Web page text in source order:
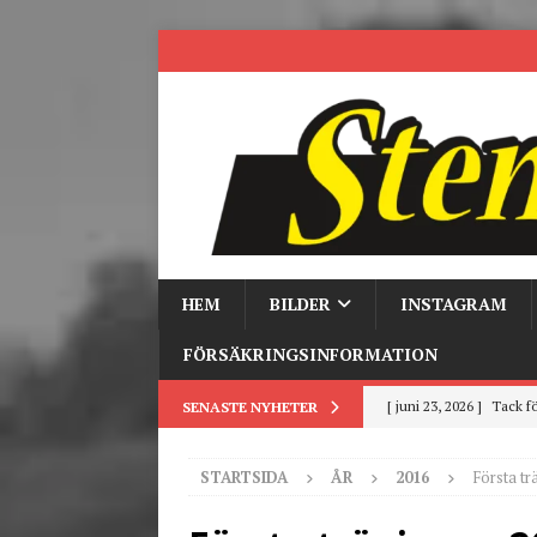
HEM BILDER INSTAGRAM
FÖRSÄKRINGSINFORMATION
SENASTE NYHETER [ juni 23, 2026 ] Tack
[ mars 19, 2026 ]
[ mars 9, 2026 ]
STARTSIDA ÅR 2016 Första